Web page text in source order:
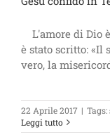
L'amore di Dio
è stato scritto: «Il
vero, la
22 Aprile 2017 | Tags:
Leggi tutto